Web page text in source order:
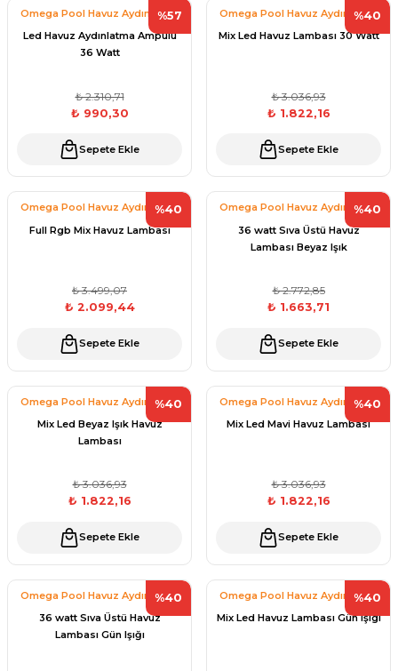
Havuz Kış Kimyasalı
Tuz
Temizleyici
Endüstriyel Blower
Ayak Havuzu
Bahçe Havuz
Havuz Robotu Yedek
Dezenfeksiyon
Havuz Güvenlik
Havuz
Havuz Pompa
Havuz
Jakuzi Sauna
%57
Omega Pool Havuz Aydınlatma
Sistmemleri
Led Havuz Aydınlatma Ampülü
36 Watt
₺ 2.310,71
₺ 990,30
Sepete Ekle
%40
Omega Pool Havuz Aydınlatma
Sistmemleri
Mix Led Havuz Lambası 30 Watt
₺ 3.036,93
₺ 1.822,16
Sepete Ekle
%40
Omega Pool Havuz Aydınlatma
Sistmemleri
Full Rgb Mix Havuz Lambası
₺ 3.499,07
₺ 2.099,44
Sepete Ekle
%40
Omega Pool Havuz Aydınlatma
Sistmemleri
36 watt Sıva Üstü Havuz
Lambası Beyaz Işık
₺ 2.772,85
₺ 1.663,71
Sepete Ekle
%40
Omega Pool Havuz Aydınlatma
Sistmemleri
Mix Led Beyaz Işık Havuz
Lambası
₺ 3.036,93
₺ 1.822,16
Sepete Ekle
%40
Omega Pool Havuz Aydınlatma
Sistmemleri
Mix Led Mavi Havuz Lambası
₺ 3.036,93
₺ 1.822,16
Sepete Ekle
%40
Omega Pool Havuz Aydınlatma
Sistmemleri
36 watt Sıva Üstü Havuz
Lambası Gün Işığı
%40
Omega Pool Havuz Aydınlatma
Sistmemleri
Mix Led Havuz Lambası Gün Işıgı